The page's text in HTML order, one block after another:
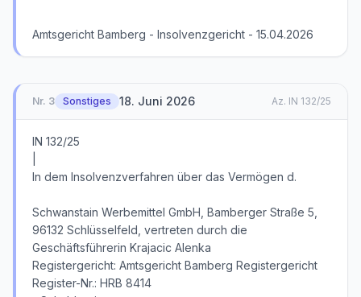
Amtsgericht Bamberg - Insolvenzgericht - 15.04.2026
Nr. 3 Sonstiges 18. Juni 2026 Az. IN 132/25
IN 132/25
In dem Insolvenzverfahren über das Vermögen d.
Schwanstain Werbemittel GmbH, Bamberger Straße 5,
96132 Schlüsselfeld, vertreten durch die
Geschäftsführerin Krajacic Alenka
Registergericht: Amtsgericht Bamberg Registergericht
Register-Nr.: HRB 8414